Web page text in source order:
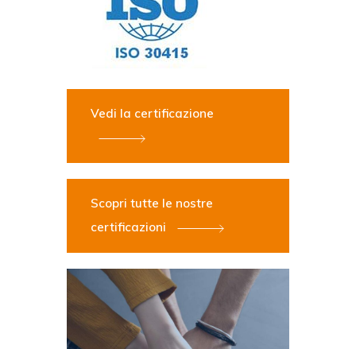
Vedi la certificazione
Scopri tutte le nostre
certificazioni